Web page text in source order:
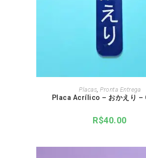
SELECCIONE OPÇÕES
produto
tem
várias
opções
na
Placas, Pronta Entrega
Placa Acrílico – おかえり –
R$40.00